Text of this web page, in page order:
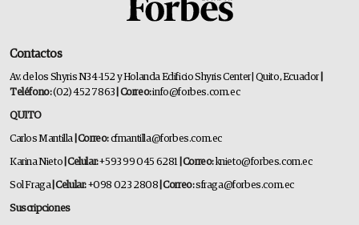
Contactos
Av. de los Shyris N34-152 y Holanda Edificio Shyris Center | Quito, Ecuador
Teléfono:(02) 452 7863 | Correo:info@forbes.com.ec
QUITO
Carlos Mantilla | Correo:cfmantilla@forbes.com.ec
Karina Nieto | Celular:+593 99 045 6281 | Correo:knieto@forbes.com.ec
Sol Fraga| Celular:+098 023 2808 | Correo:sfraga@forbes.com.ec
Suscripciones